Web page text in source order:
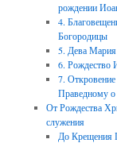
рождении
4.
Богородицы
5. Дева
6. Рождество
7.
Праведному
От Рождества
служения
До Крещения